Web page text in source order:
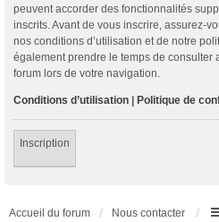
peuvent accorder des fonctionnalités
inscrits. Avant de vous inscrire, assurez-
nos conditions d’utilisation et de notre
également prendre le temps de consulter
forum lors de votre navigation.
Conditions d’utilisation | Politique de
Inscription
Accueil du forum Nous contacter